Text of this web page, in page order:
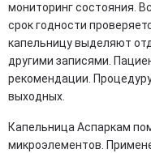
мониторинг состояния.
срок годности
капельницу выделяют
другими записями.
рекомендации.
выходных.
Капельница Аспаркам
микроэлементов.